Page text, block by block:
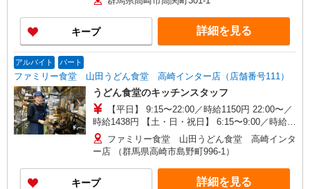
曜＋100円 ★日・祝＋100円 ※アルバイトさんの
時給や募集内容はお問い合わせください
キープ 詳細を見る
アルバイト パート
ファミリー食堂 山田うどん食堂 高崎インター店（店舗番号111）
うどん食堂のキッチンスタッフ
【平日】 9:15〜22:00／時給1150円 22:00〜／
時給1438円 【土・日・祝日】 6:15〜9:00／時給
1200円 9:00〜22:00／時給1150円 22:00〜／時給
1438円 日・祝日は時給50円アップ！（9時〜22
時）
ファミリー食堂 山田うどん食堂 高崎インタ
ー店 （群馬県高崎市島野町996-1）
キープ 詳細を見る